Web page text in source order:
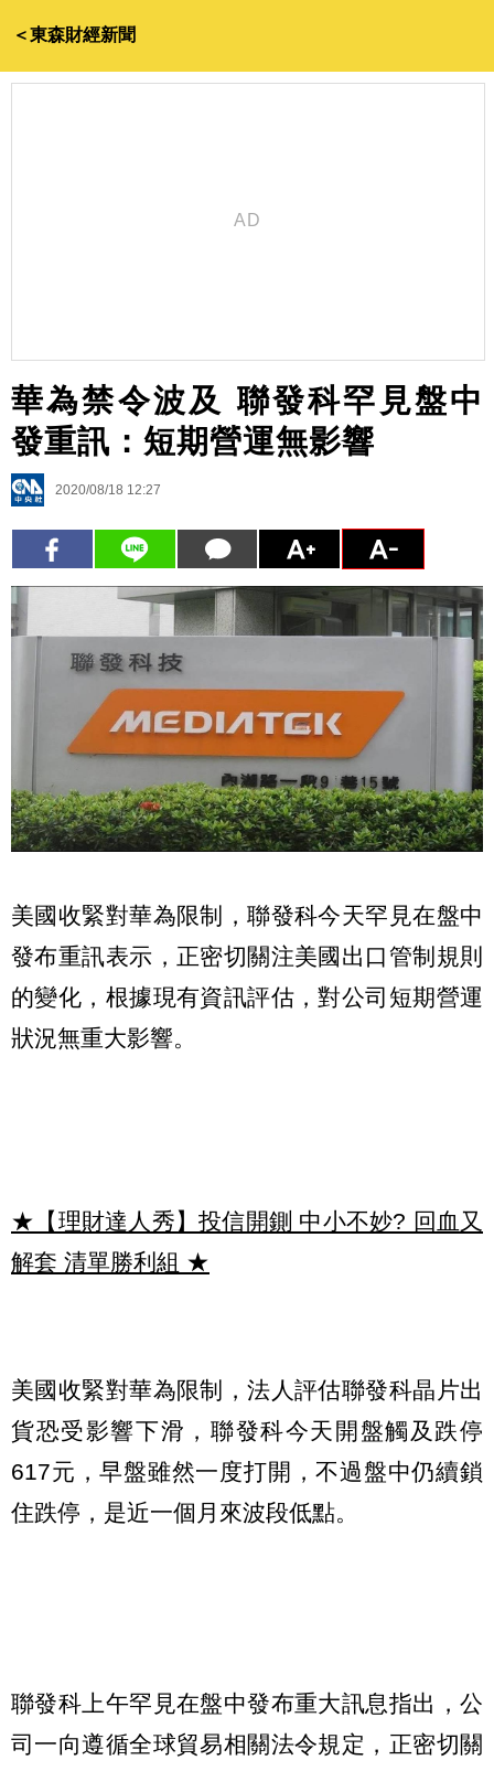
＜東森財經新聞
華為禁令波及 聯發科罕見盤中
發重訊：短期營運無影響
2020/08/18 12:27
美國收緊對華為限制，聯發科今天罕見在盤中
發布重訊表示，正密切關注美國出口管制規則
的變化，根據現有資訊評估，對公司短期營運
狀況無重大影響。
★【理財達人秀】投信開鍘 中小不妙? 回血又
解套 清單勝利組 ★
美國收緊對華為限制，法人評估聯發科晶片出
貨恐受影響下滑，聯發科今天開盤觸及跌停
617元，早盤雖然一度打開，不過盤中仍續鎖
住跌停，是近一個月來波段低點。
聯發科上午罕見在盤中發布重大訊息指出，公
司一向遵循全球貿易相關法令規定，正密切關